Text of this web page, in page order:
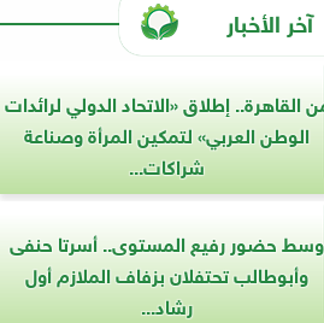
آخر الأخبار
القاهرة.. إطلاق «الاتحاد الدولي لرائدات
الوطن العربي» لتمكين المرأة وصناعة
شراكات...
وسط حضور رفيع المستوى.. أسرتا حنفى
وأبوطالب تحتفلان بزفاف الملازم أول
رشاد...